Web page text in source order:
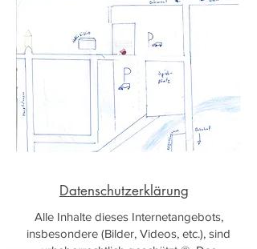
Datenschutzerklärung
Alle Inhalte dieses Internetangebots,
insbesondere (Bilder, Videos, etc.), sind